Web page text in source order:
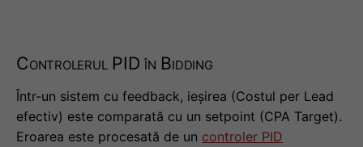
Controlerul PID în Bidding
Într-un sistem cu feedback, ieșirea (Costul per Lead
efectiv) este comparată cu un setpoint (CPA Target).
Eroarea este procesată de un controler PID